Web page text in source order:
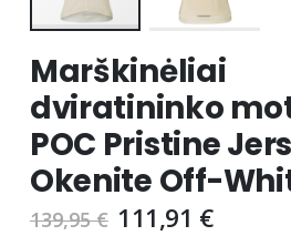
to
the
beginning
of
the
images
Marškinėliai
dviratininko
POC Pristine
Okenite Off-
139,95 € 111,91 €